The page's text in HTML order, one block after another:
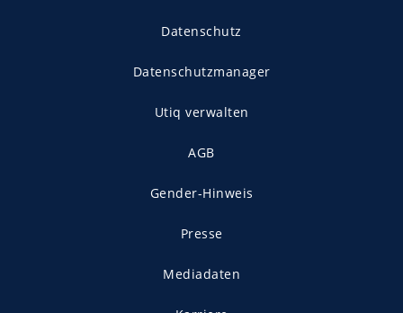
Datenschutz
Datenschutzmanager
Utiq verwalten
AGB
Gender-Hinweis
Presse
Mediadaten